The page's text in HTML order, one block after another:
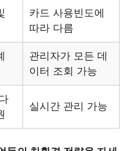
카드 사용빈도에
따라 다름
관리자가 모든 데
이터 조회 가능
실시간 관리 가능